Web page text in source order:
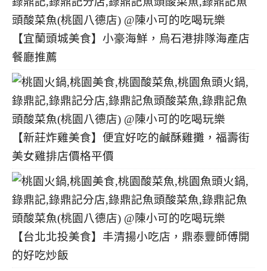
【宜蘭頭城美食】小豪海鮮，烏石港排隊海產店
餐廳推薦
【新莊炸雞美食】便宜好吃的鹹酥雞攤，福壽街
美女雞排店價格平價
【台北北投美食】丰清揚小吃店，鼎泰豐師傅開
的好吃炒飯